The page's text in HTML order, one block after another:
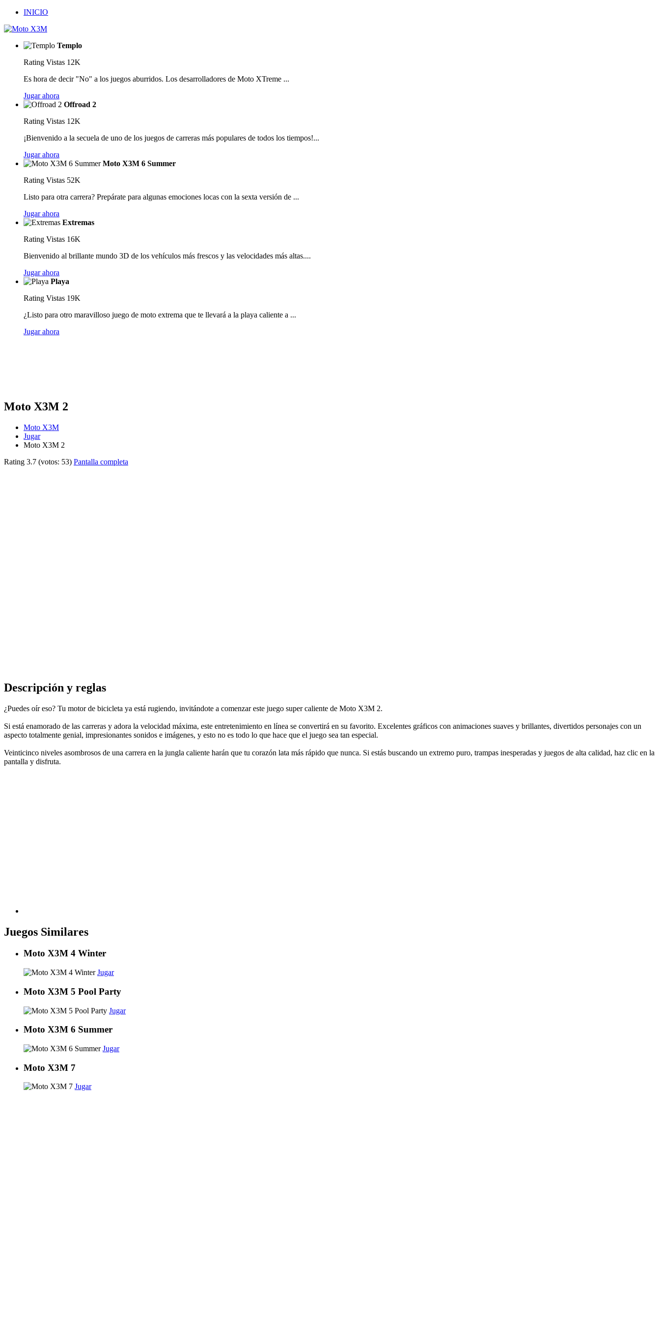
INICIO
Templo
Rating Vistas 12K
Es hora de decir "No" a los juegos aburridos. Los desarrolladores de Moto XTreme ...
Jugar ahora
Offroad 2
Rating Vistas 12K
¡Bienvenido a la secuela de uno de los juegos de carreras más populares de todos los tiempos!...
Jugar ahora
Moto X3M 6 Summer
Rating Vistas 52K
Listo para otra carrera? Prepárate para algunas emociones locas con la sexta versión de ...
Jugar ahora
Extremas
Rating Vistas 16K
Bienvenido al brillante mundo 3D de los vehículos más frescos y las velocidades más altas....
Jugar ahora
Playa
Rating Vistas 19K
¿Listo para otro maravilloso juego de moto extrema que te llevará a la playa caliente a ...
Jugar ahora
Moto X3M 2
Moto X3M
Jugar
Moto X3M 2
Rating 3.7 (votos: 53) Pantalla completa
Descripción y reglas
¿Puedes oír eso? Tu motor de bicicleta ya está rugiendo, invitándote a comenzar este juego super caliente de Moto X3M 2.
Si está enamorado de las carreras y adora la velocidad máxima, este entretenimiento en línea se convertirá en su favorito. Excelentes gráficos con animaciones suaves y brillantes, divertidos personajes con un
aspecto totalmente genial, impresionantes sonidos e imágenes, y esto no es todo lo que hace que el juego sea tan especial.
Veinticinco niveles asombrosos de una carrera en la jungla caliente harán que tu corazón lata más rápido que nunca. Si estás buscando un extremo puro, trampas inesperadas y juegos de alta calidad, haz clic en la
pantalla y disfruta.
Juegos Similares
Moto X3M 4 Winter
Jugar
Moto X3M 5 Pool Party
Jugar
Moto X3M 6 Summer
Jugar
Moto X3M 7
Jugar